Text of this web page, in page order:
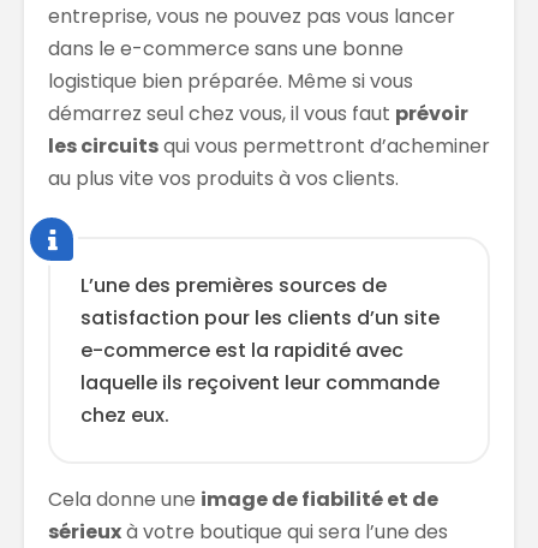
entreprise, vous ne pouvez pas vous lancer
dans le e-commerce sans une bonne
logistique bien préparée. Même si vous
démarrez seul chez vous, il vous faut prévoir
les circuitsqui vous permettront d’acheminer
au plus vite vos produits à vos clients.
L’une des premières sources de
satisfaction pour les clients d’un site
e-commerce est la rapidité avec
laquelle ils reçoivent leur commande
chez eux.
Cela donne une image de fiabilité et de
sérieuxà votre boutique qui sera l’une des